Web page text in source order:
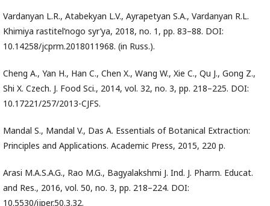
Vardanyan L.R., Atabekyan L.V., Ayrapetyan S.A., Vardanyan R.L.
Khimiya rastitel’nogo syr’ya, 2018, no. 1, pp. 83–88. DOI:
10.14258/jcprm.2018011968. (in Russ.).
Cheng A., Yan H., Han C., Chen X., Wang W., Xie C., Qu J., Gong Z.,
Shi X. Czech. J. Food Sci., 2014, vol. 32, no. 3, pp. 218–225. DOI:
10.17221/257/2013-CJFS.
Mandal S., Mandal V., Das A. Essentials of Botanical Extraction:
Principles and Applications. Academic Press, 2015, 220 p.
Arasi M.A.S.A.G., Rao M.G., Bagyalakshmi J. Ind. J. Pharm. Educat.
and Res., 2016, vol. 50, no. 3, pp. 218–224. DOI:
10.5530/ijper.50.3.32.